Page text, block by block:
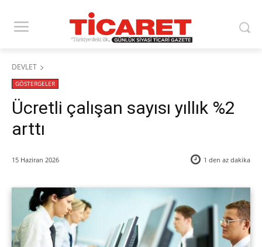
DEVLET
GÖSTERGELER
Ücretli çalışan sayısı yıllık %2
arttı
15 Haziran 2026 1 den az dakika